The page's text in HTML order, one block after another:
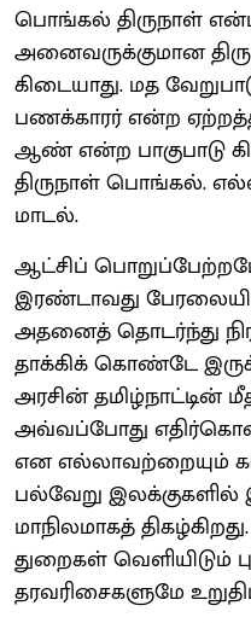
பொங்கல் திருநாள்
அனைவருக்குமான
கிடையாது. மத
பணக்காரர் என்ற
ஆண் என்ற பாகுபாடு
திருநாள் பொங்கல்.
மாடல்.
ஆட்சிப்
இரண்டாவது
அதனைத் தொடர்ந்து
தாக்கிக் கொண்டே
அரசின் தமிழ்நாட்டின்
அவ்வப்போது
என எல்லாவற்றையும்
பல்வேறு
மாநிலமாகத்
துறைகள் வெளியிடும்
தரவரிசைகளுமே